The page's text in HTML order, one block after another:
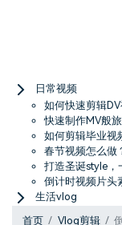
日常视频
如何快速剪辑
快速制作MV般
如何剪辑毕业视
春节视频怎么做
打造圣诞style，
倒计时视频片头
生活vlog
首页 Vlog剪辑